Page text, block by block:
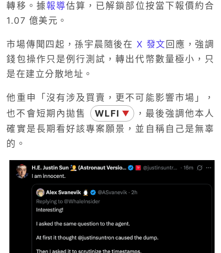
轉移。據報導估算，已解鎖部位按當下報價約合
1.07 億美元。
市場傳聞四起，孫宇晨隨後在 X 發文 回應，強調
錢包操作只是例行測試，轉出代幣數量極小，只
是在建立分散地址。
他重申「沒有涉及買賣，更不可能影響市場」，
也不會短期內拋售
WLFI ▼
，最後強調他本人
確實是長期看好該專案願景，並自稱自己是無辜
的。